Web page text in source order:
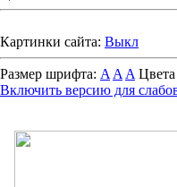
Картинки сайта: Выкл
Размер шрифта: A A A Цвета
Включить версию для